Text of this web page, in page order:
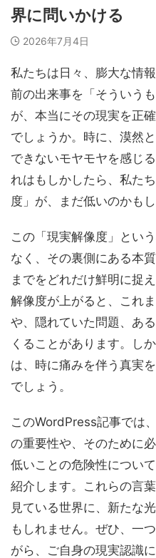
界に問いかける
2026年7月4日
私たちは日々、膨大な情
前の出来事を「そういう
が、本当にその現実を正
でしょうか。時に、漠然
できないモヤモヤを感じ
れはもしかしたら、私た
度」が、まだ低いのかもし
この「現実解像度」とい
なく、その裏側にある本
までをどれだけ鮮明に捉
解像度が上がると、これ
や、隠れていた問題、あ
くることがあります。し
は、時に痛みを伴う真実
でしょう。
このWordPress記事では
の重要性や、そのために
低いことの危険性につい
紹介します。これらの言
見ている世界に、新たな
もしれません。ぜひ、一
がら、ご自身の現実認識